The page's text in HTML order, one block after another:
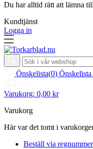
Du har alltid rätt att lämna
Kundtjänst
Logga in
Önskelista(0) Önskelista
Varukorg: 0,00 kr
Varukorg
Här var det tomt i
Beställ via regnummer